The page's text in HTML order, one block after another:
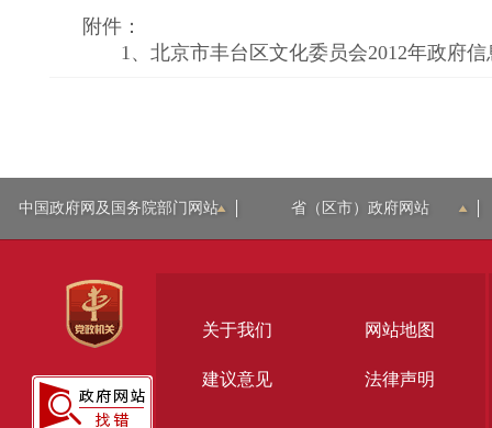
附件：
1、 北京市丰台区文化委员会2012年政府
中国政府网及国务院部门网站 省（区市）政府网站
关于我们 网站地图
建议意见 法律声明